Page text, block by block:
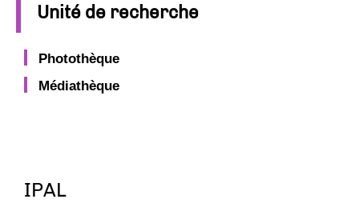
Unité de recherche
Photothèque
Médiathèque
IPAL